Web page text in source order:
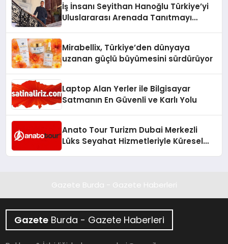
İş İnsanı Seyithan Hanoğlu Türkiye’yi
Uluslararası Arenada Tanıtmayı
Mirabellix, Türkiye’den dünyaya
uzanan güçlü büyümesini sürdürüyor
Laptop Alan Yerler ile Bilgisayar
Satmanın En Güvenli ve Karlı Yolu
Anato Tour Turizm Dubai Merkezli
Lüks Seyahat Hizmetleriyle Küresel
Gazete Burda - Gazete Haberleri
Gazete Burda - Gazete Haberleri